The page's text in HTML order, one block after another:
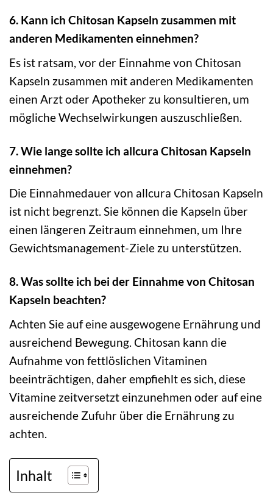
6. Kann ich Chitosan Kapseln zusammen mit
anderen Medikamenten einnehmen?
Es ist ratsam, vor der Einnahme von Chitosan
Kapseln zusammen mit anderen Medikamenten
einen Arzt oder Apotheker zu konsultieren, um
mögliche Wechselwirkungen auszuschließen.
7. Wie lange sollte ich allcura Chitosan Kapseln
einnehmen?
Die Einnahmedauer von allcura Chitosan Kapseln
ist nicht begrenzt. Sie können die Kapseln über
einen längeren Zeitraum einnehmen, um Ihre
Gewichtsmanagement-Ziele zu unterstützen.
8. Was sollte ich bei der Einnahme von Chitosan
Kapseln beachten?
Achten Sie auf eine ausgewogene Ernährung und
ausreichend Bewegung. Chitosan kann die
Aufnahme von fettlöslichen Vitaminen
beeinträchtigen, daher empfiehlt es sich, diese
Vitamine zeitversetzt einzunehmen oder auf eine
ausreichende Zufuhr über die Ernährung zu
achten.
Inhalt